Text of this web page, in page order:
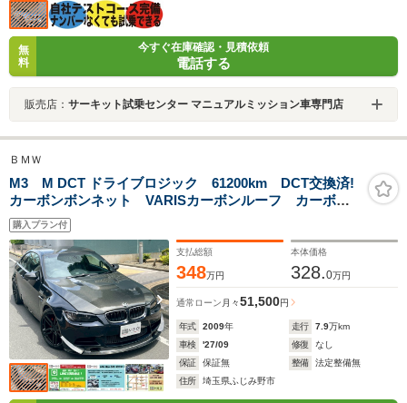
無
料
今すぐ在庫確認・見積依頼
電話する
販売店： サーキット試乗センター マニュアルミッション車専門店
ＢＭＷ
M3 M DCT ドライブロジック 61200km DCT交換済!
カーボンボンネット VARISカーボンルーフ カーボン
トランク 社外マフラー VOSSEN HF-1ホイール
購入プラン付
支払総額
348万円
本体価格
328.0万円
通常ローン 月々51,500円
年式 2009年 走行 7.9万km
車検
'27/09 修復
なし
保証
保証無 整備
法定整備無
住所
埼玉県ふじみ野市